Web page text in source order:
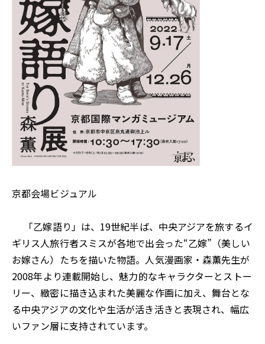
京都会場ビジュアル
「乙嫁語り」は、19世紀半ば、中央アジアを旅するイ
ギリス人旅行者スミスが各地で出会った“乙嫁”（美しい
お嫁さん）たちを描いた物語。人気漫画家・森薫先生が
2008年より連載開始し、魅力的なキャラクターとストー
リー、緻密に描き込まれた美麗な作画に加え、舞台とな
る中央アジアの文化や生活が活き活きと表現され、幅広
いファン層に支持されています。